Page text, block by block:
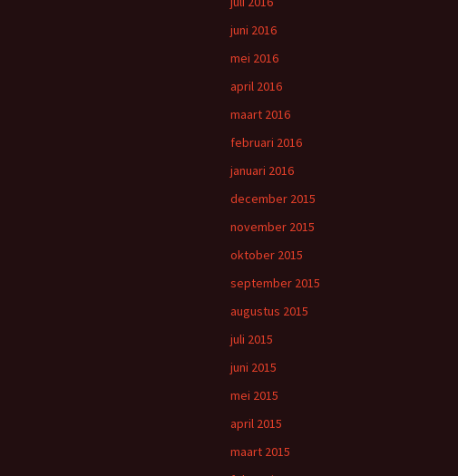
juni 2016
mei 2016
april 2016
maart 2016
februari 2016
januari 2016
december 2015
november 2015
oktober 2015
september 2015
augustus 2015
juli 2015
juni 2015
mei 2015
april 2015
maart 2015